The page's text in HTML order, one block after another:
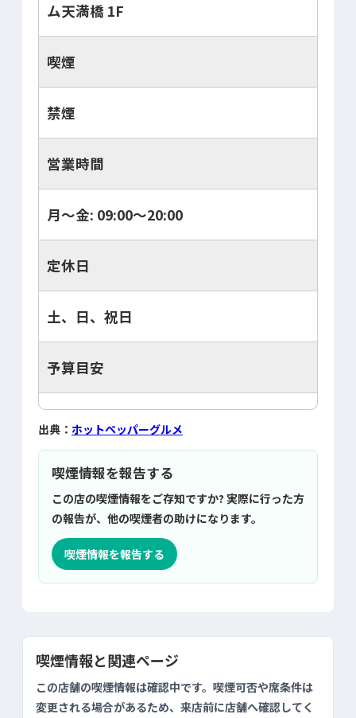
ム天満橋 1F
喫煙
禁煙
営業時間
月～金: 09:00～20:00
定休日
土、日、祝日
予算目安
出典： ホットペッパーグルメ
喫煙情報を報告する
この店の喫煙情報をご存知ですか? 実際に行った方
の報告が、他の喫煙者の助けになります。
喫煙情報を報告する
喫煙情報と関連ページ
この店舗の喫煙情報は確認中です。喫煙可否や席条件は
変更される場合があるため、来店前に店舗へ確認してく